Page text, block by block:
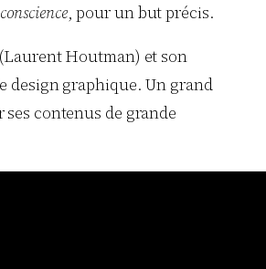
, pour un but précis.
Houtman) et son
design graphique. Un grand
contenus de grande